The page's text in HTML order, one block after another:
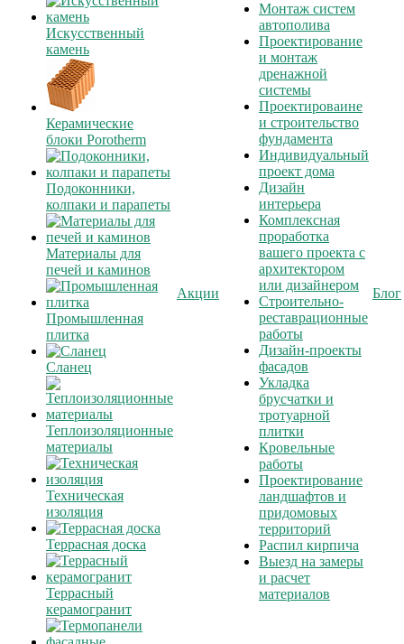
Искусственный
камень
Керамические
блоки Porotherm
Подоконники,
колпаки и парапеты
Материалы для
печей и каминов
Промышленная
плитка
Сланец
Теплоизоляционные
материалы
Техническая
изоляция
Террасная доска
Террасный
керамогранит
Акции
Монтаж систем
автополива
Проектирование
и монтаж
дренажной
системы
Проектироваине
и строительство
фундамента
Индивидуальный
проект дома
Дизайн
интерьера
Комплексная
проработка
вашего проекта с
архитектором
или дизайнером
Строительно-
реставрационные
работы
Дизайн-проекты
фасадов
Укладка
брусчатки и
тротуарной
плитки
Кровельные
работы
Проектирование
ландшафтов и
придомовых
территорий
Распил кирпича
Выезд на замеры
и расчет
материалов
Блог